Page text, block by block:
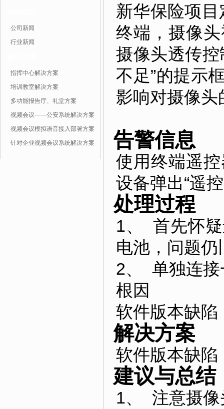
公司新闻
行业新闻
指挥中心解决方案
培训教室解决方案
多功能报告厅、礼堂方案
视频会议——公安系统解决方案
视频会议模拟语音接入部署方案
针对企业视频会议系统解决方案
新华保险项
终端，摄像
摄像头透传
不足”的提示
影响对摄像
告警信息
使用终端遥
设备弹出“遥
处理过程
1、 首先怀
电池，问题仍
2、 单独连接
根因
软件版本缺陷
解决方案
软件版本缺陷
建议与总结
1、 注意摄像